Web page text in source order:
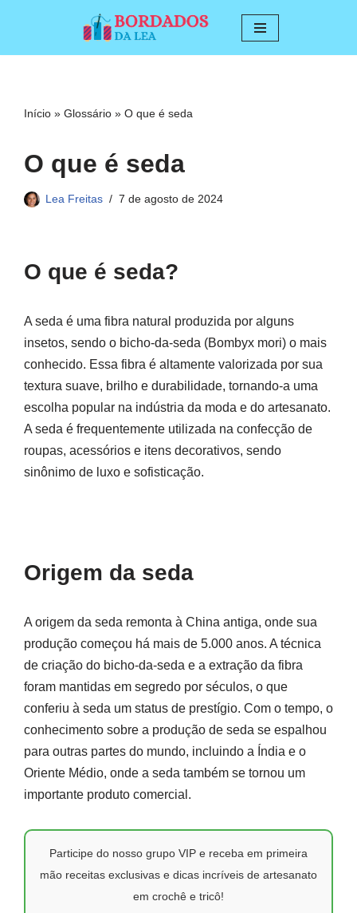
conteúdo
Início » Glossário » O que é seda
O que é seda
Lea Freitas 7 de agosto de 2024
O que é seda?
A seda é uma fibra natural produzida por alguns
insetos, sendo o bicho-da-seda (Bombyx mori) o mais
conhecido. Essa fibra é altamente valorizada por sua
textura suave, brilho e durabilidade, tornando-a uma
escolha popular na indústria da moda e do artesanato.
A seda é frequentemente utilizada na confecção de
roupas, acessórios e itens decorativos, sendo
sinônimo de luxo e sofisticação.
Origem da seda
A origem da seda remonta à China antiga, onde sua
produção começou há mais de 5.000 anos. A técnica
de criação do bicho-da-seda e a extração da fibra
foram mantidas em segredo por séculos, o que
conferiu à seda um status de prestígio. Com o tempo, o
conhecimento sobre a produção de seda se espalhou
para outras partes do mundo, incluindo a Índia e o
Oriente Médio, onde a seda também se tornou um
importante produto comercial.
Participe do nosso grupo VIP e receba em primeira
mão receitas exclusivas e dicas incríveis de artesanato
em crochê e tricô!